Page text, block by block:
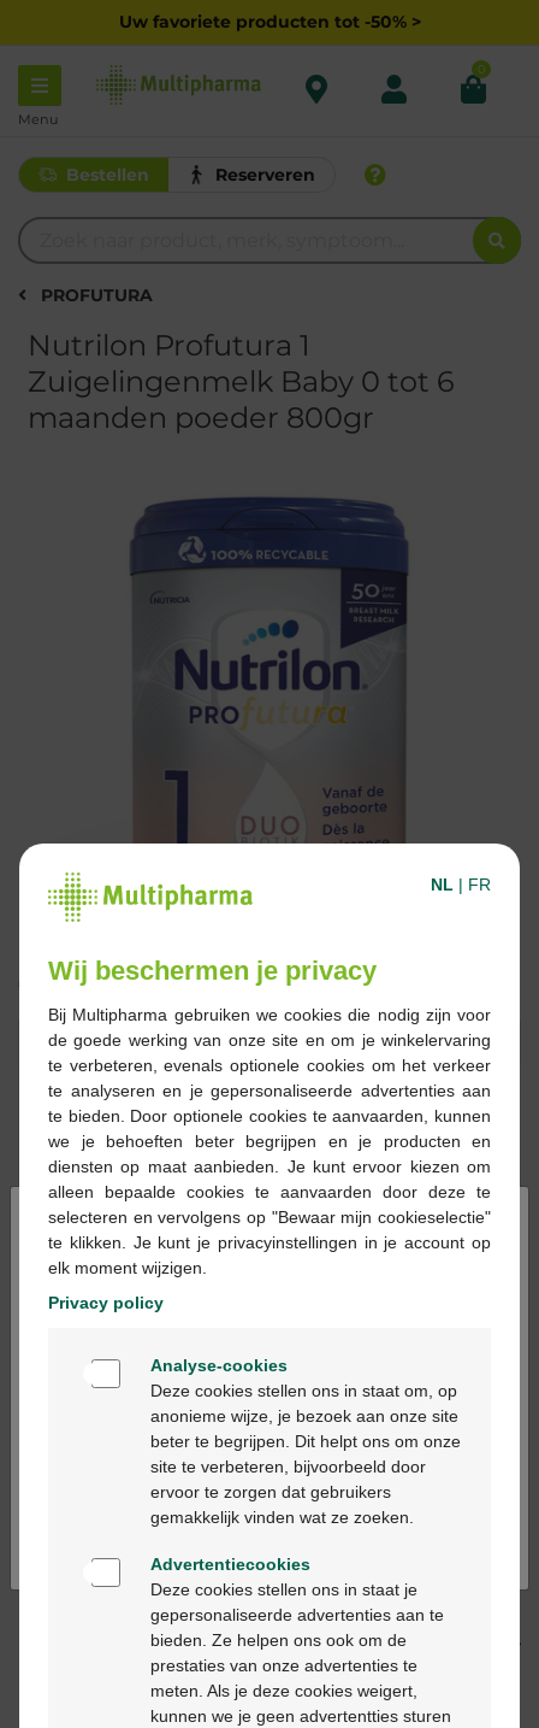
Uw favoriete producten tot -50% >
Menu
0
Bestellen Reserveren
PROFUTURA
Nutrilon Profutura 1
Zuigelingenmelk Baby 0 tot 6
maanden poeder 800gr
€ 18,65
Bestellen Reserveren
Op voorraad online
- + In winkelmandje
Op werkdagen vóór 12u besteld, volgende
werkdag geleverd
levering in je Multipharma apotheek
levering thuis vanaf €55
betalen
Klantendienstvia chat ofcontactformulier
Om de kwaliteit van onze babyvoeding te garanderen,
kan deze noch teruggestuurd noch terugbetaald
worden. Om medische redenen kan het voorkomen dat
een wijziging van babymelk aanbevolen wordt. Wij
raden daarom aan om de hoeveelheid per aankoop te
×
Bienvenue
Ga verder in het nederlands
Continuez en français
NL | FR
Wij beschermen je privacy
Bij Multipharma gebruiken we cookies die nodig zijn voor
de goede werking van onze site en om je winkelervaring
te verbeteren, evenals optionele cookies om het verkeer
te analyseren en je gepersonaliseerde advertenties aan
te bieden. Door optionele cookies te aanvaarden, kunnen
we je behoeften beter begrijpen en je producten en
diensten op maat aanbieden. Je kunt ervoor kiezen om
alleen bepaalde cookies te aanvaarden door deze te
selecteren en vervolgens op "Bewaar mijn cookieselectie"
te klikken. Je kunt je privacyinstellingen in je account op
elk moment wijzigen.
Privacy policy
Analyse-cookies
Deze cookies stellen ons in staat om, op
anonieme wijze, je bezoek aan onze site
beter te begrijpen. Dit helpt ons om onze
site te verbeteren, bijvoorbeeld door
ervoor te zorgen dat gebruikers
gemakkelijk vinden wat ze zoeken.
Advertentiecookies
Deze cookies stellen ons in staat je
gepersonaliseerde advertenties aan te
bieden. Ze helpen ons ook om de
prestaties van onze advertenties te
meten. Als je deze cookies weigert,
kunnen we je geen advertentties sturen